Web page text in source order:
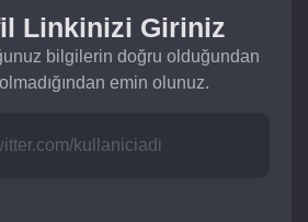
Linkinizi Giriniz
bilgilerin doğru olduğundan
emin olunuz.